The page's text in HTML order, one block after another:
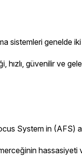
sistemleri genelde
hızlı, güvenilir ve
System in (AFS)
hassasiyeti